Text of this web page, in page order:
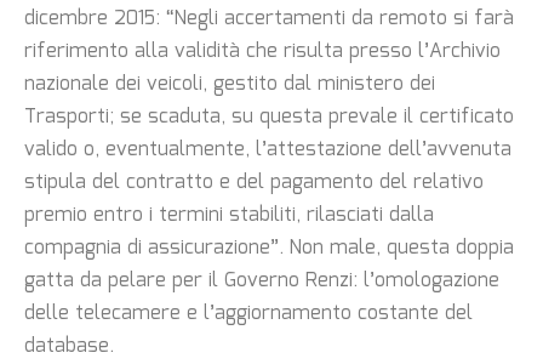
dicembre 2015: “Negli accertamenti da remoto si farà
riferimento alla validità che risulta presso l’Archivio
nazionale dei veicoli, gestito dal ministero dei
Trasporti; se scaduta, su questa prevale il certificato
valido o, eventualmente, l’attestazione dell’avvenuta
stipula del contratto e del pagamento del relativo
premio entro i termini stabiliti, rilasciati dalla
compagnia di assicurazione”. Non male, questa doppia
gatta da pelare per il Governo Renzi: l’omologazione
delle telecamere e l’aggiornamento costante del
database.